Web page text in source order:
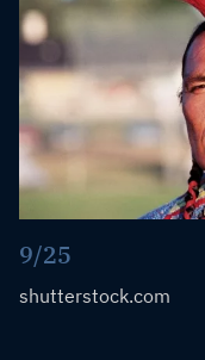
9/25
shutterstock.com